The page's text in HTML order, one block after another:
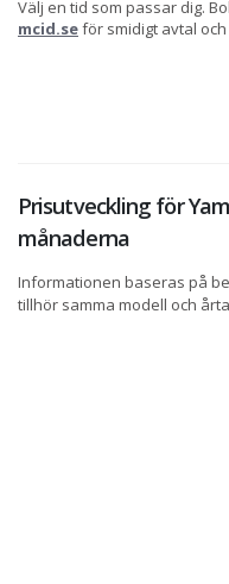
Välj en tid som passar dig.
mcid.seför smidigt avtal
Prisutveckling för
månaderna
Informationen baseras på
tillhör samma modell och